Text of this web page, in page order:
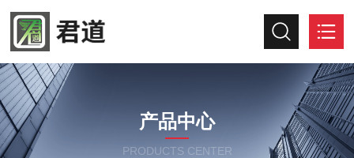
产品中心
PRODUCTS CENTER